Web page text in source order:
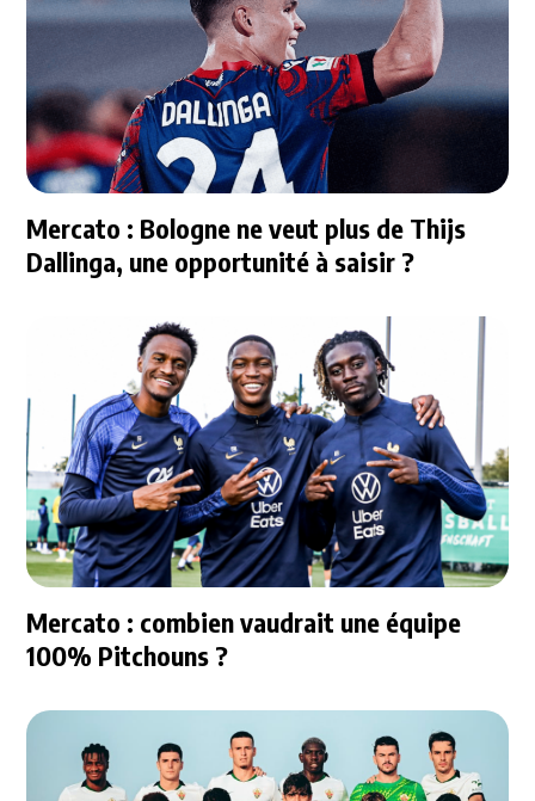
Mercato : Bologne ne veut plus de Thijs
Dallinga, une opportunité à saisir ?
Mercato : combien vaudrait une équipe
100% Pitchouns ?